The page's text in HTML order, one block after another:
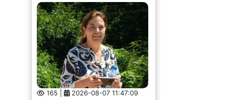
165 | 2026-08-07 11:47:09